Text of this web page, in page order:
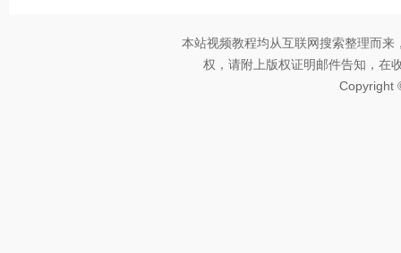
本站视频教程均从互联网搜索整理而
权，请附上版权证明邮件告知，在
Copyright